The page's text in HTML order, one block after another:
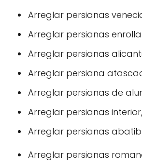
Arreglar persianas
Arreglar persianas
Arreglar persianas
Arreglar persiana
Arreglar persianas de
Arreglar persianas
Arreglar persianas
Arreglar persianas